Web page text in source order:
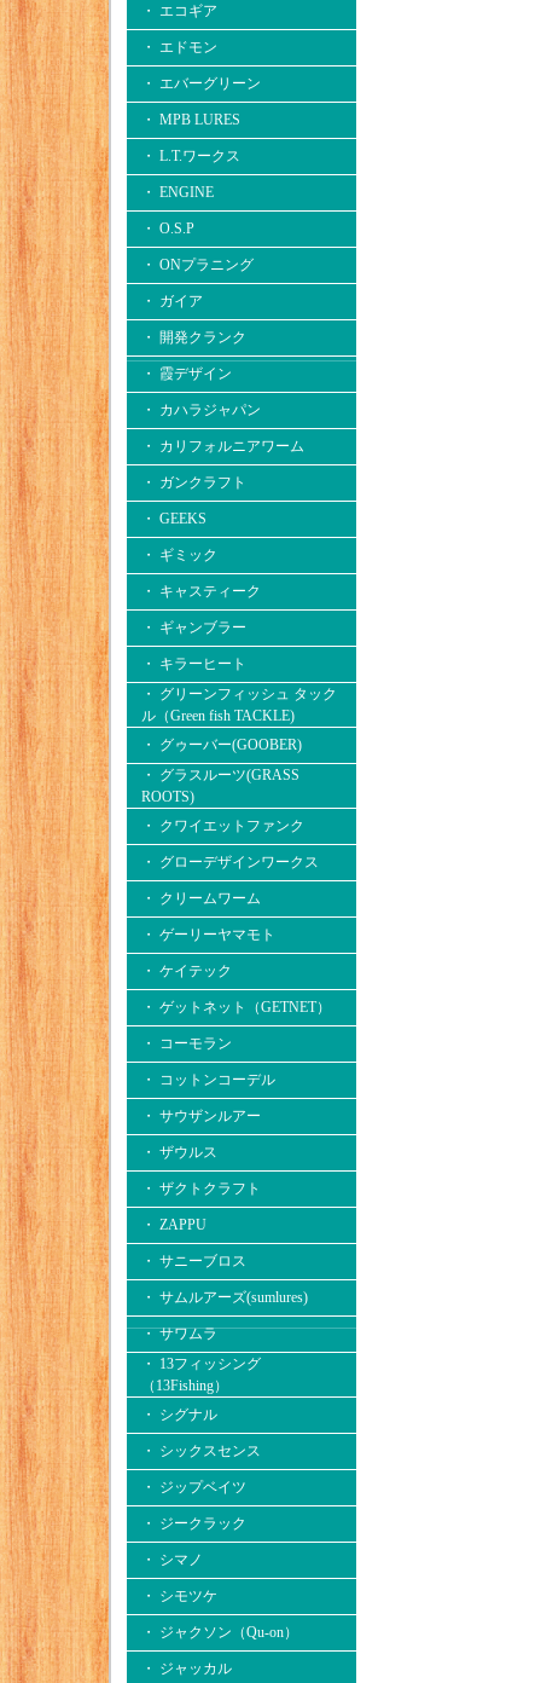
・ エコギア
・ エドモン
・ エバーグリーン
・ MPB LURES
・ L.T.ワークス
・ ENGINE
・ O.S.P
・ ONプラニング
・ ガイア
・ 開発クランク
・ 霞デザイン
・ カハラジャパン
・ カリフォルニアワーム
・ ガンクラフト
・ GEEKS
・ ギミック
・ キャスティーク
・ ギャンブラー
・ キラーヒート
・ グリーンフィッシュ タック
ル（Green fish TACKLE)
・ グゥーバー(GOOBER)
・ グラスルーツ(GRASS
ROOTS)
・ クワイエットファンク
・ グローデザインワークス
・ クリームワーム
・ ゲーリーヤマモト
・ ケイテック
・ ゲットネット（GETNET）
・ コーモラン
・ コットンコーデル
・ サウザンルアー
・ ザウルス
・ ザクトクラフト
・ ZAPPU
・ サニーブロス
・ サムルアーズ(sumlures)
・ サワムラ
・ 13フィッシング
（13Fishing）
・ シグナル
・ シックスセンス
・ ジップベイツ
・ ジークラック
・ シマノ
・ シモツケ
・ ジャクソン（Qu-on）
・ ジャッカル